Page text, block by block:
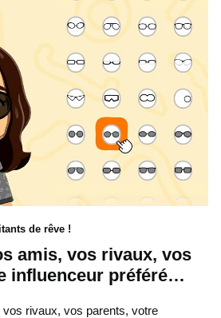
q
u
z
p
de rêve !
amis, vos rivaux, vos
influenceur préféré…
rivaux, vos parents, votre